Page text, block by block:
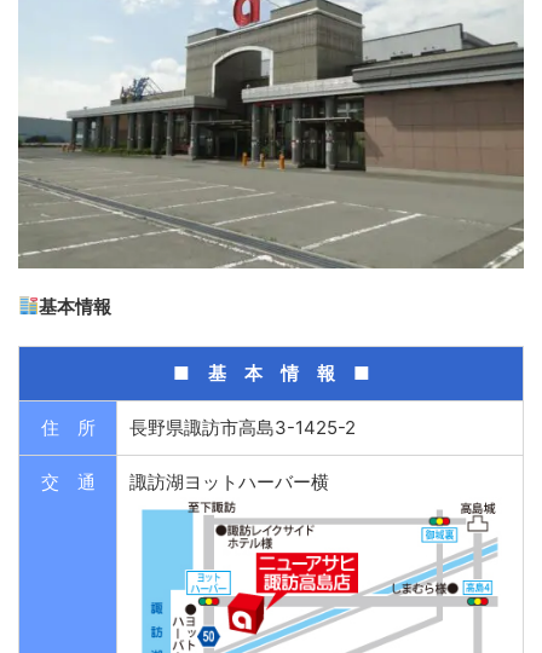
基本情報
■ 基 本 情 報 ■
住 所 長野県諏訪市高島3-1425-2
交 通 諏訪湖ヨットハーバー横